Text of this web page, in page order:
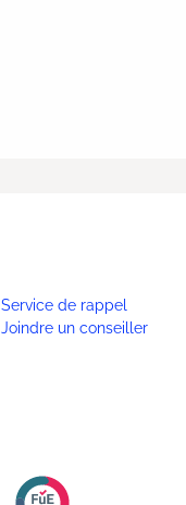
Service de rappel
Joindre un conseiller